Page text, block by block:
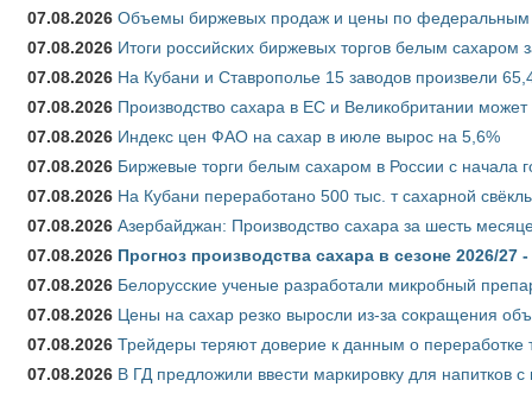
07.08.2026 Объемы биржевых продаж и цены по федеральным
07.08.2026 Итоги российских биржевых торгов белым сахаром
07.08.2026 На Кубани и Ставрополье 15 заводов произвели
07.08.2026 Производство сахара в ЕС и Великобритании
07.08.2026 Индекс цен ФАО на сахар в июле вырос на 5,6%
07.08.2026 Биржевые торги белым сахаром в России с начала
07.08.2026 На Кубани переработано 500 тыс. т сахарной
07.08.2026 Азербайджан: Производство сахара за шесть
07.08.2026 Прогноз производства сахара в сезоне 2026/
07.08.2026 Белорусские ученые разработали микробный
07.08.2026 Цены на сахар резко выросли из-за сокращения
07.08.2026 Трейдеры теряют доверие к данным о переработке
07.08.2026 В ГД предложили ввести маркировку для напитков